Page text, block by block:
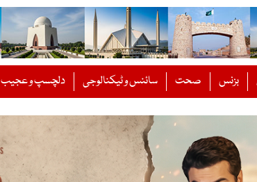
بزنس صحت سائنس و ٹیکنالوجی دلچسپ و عجیب